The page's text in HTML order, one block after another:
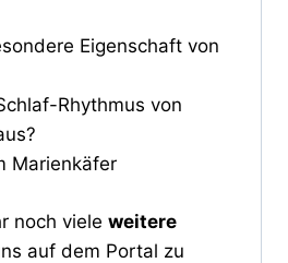
Eigenschaft von
Rhythmus von
Marienkäfer
noch viele weitere
auf dem Portal zu